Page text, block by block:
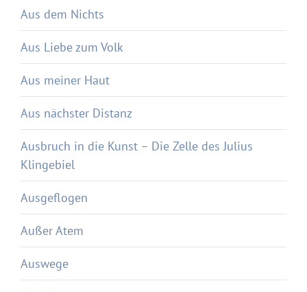
Aus dem Nichts
Aus Liebe zum Volk
Aus meiner Haut
Aus nächster Distanz
Ausbruch in die Kunst – Die Zelle des Julius
Klingebiel
Ausgeflogen
Außer Atem
Auswege